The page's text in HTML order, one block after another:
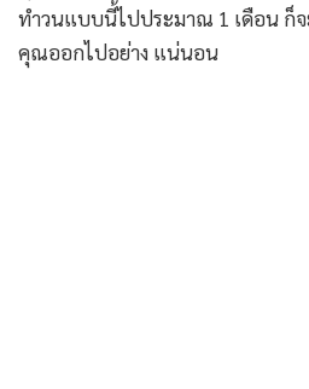
ทำวนแบบนี้ไปประมาณ 1 เดือน ก็
คุณออกไปอย่าง แน่นอน